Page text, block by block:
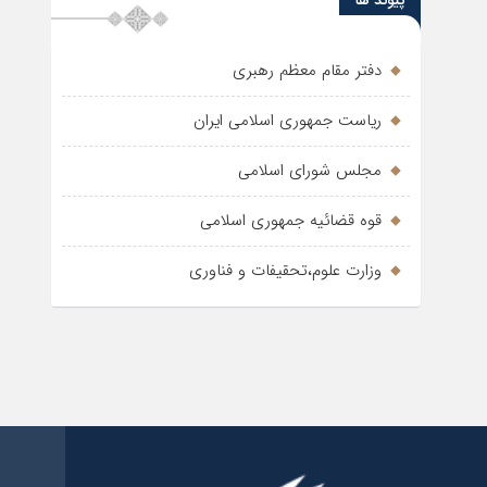
دفتر مقام معظم رهبری
ریاست جمهوری اسلامی ایران
مجلس شورای اسلامی
قوه قضائیه جمهوری اسلامی
وزارت علوم،تحقیفات و فناوری